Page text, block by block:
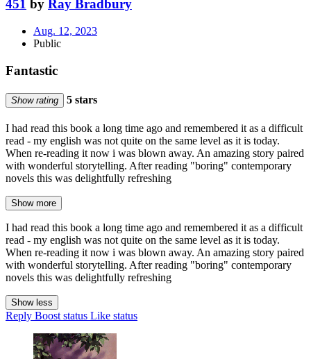
451 by Ray Bradbury
Aug. 12, 2023
Public
Fantastic
Show rating 5 stars
I had read this book a long time ago and remembered it as a difficult
read - my english was not quite on the same level as it is today.
When re-reading it now i was blown away. An amazing story paired
with wonderful storytelling. After reading "boring" contemporary
novels this was delightfully refreshing
Show more
I had read this book a long time ago and remembered it as a difficult
read - my english was not quite on the same level as it is today.
When re-reading it now i was blown away. An amazing story paired
with wonderful storytelling. After reading "boring" contemporary
novels this was delightfully refreshing
Show less
Reply Boost status Like status